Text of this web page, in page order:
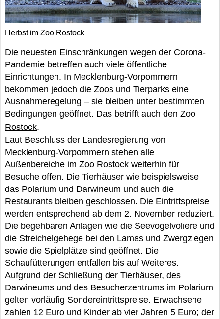
Herbst im Zoo Rostock
Die neuesten Einschränkungen wegen der Corona-
Pandemie betreffen auch viele öffentliche
Einrichtungen. In Mecklenburg-Vorpommern
bekommen jedoch die Zoos und Tierparks eine
Ausnahmeregelung – sie bleiben unter bestimmten
Bedingungen geöffnet. Das betrifft auch den Zoo
Rostock.
Laut Beschluss der Landesregierung von
Mecklenburg-Vorpommern stehen alle
Außenbereiche im Zoo Rostock weiterhin für
Besuche offen. Die Tierhäuser wie beispielsweise
das Polarium und Darwineum und auch die
Restaurants bleiben geschlossen. Die Eintrittspreise
werden entsprechend ab dem 2. November reduziert.
Die begehbaren Anlagen wie die Seevogelvoliere und
die Streichelgehege bei den Lamas und Zwergziegen
sowie die Spielplätze sind geöffnet. Die
Schaufütterungen entfallen bis auf Weiteres.
Aufgrund der Schließung der Tierhäuser, des
Darwineums und des Besucherzentrums im Polarium
gelten vorläufig Sondereintrittspreise. Erwachsene
zahlen 12 Euro und Kinder ab vier Jahren 5 Euro; der